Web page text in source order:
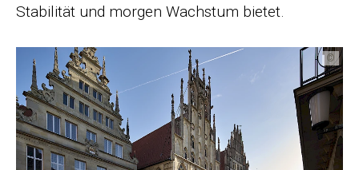
Stabilität und morgen Wachstum bietet.
©